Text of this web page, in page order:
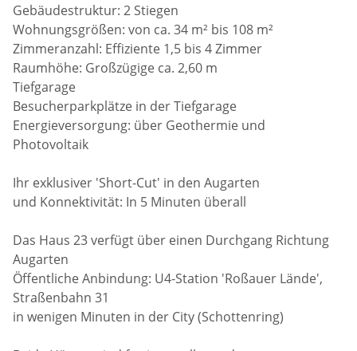
Gebäudestruktur: 2 Stiegen
Wohnungsgrößen: von ca. 34 m² bis 108 m²
Zimmeranzahl: Effiziente 1,5 bis 4 Zimmer
Raumhöhe: Großzügige ca. 2,60 m
Tiefgarage
Besucherparkplätze in der Tiefgarage
Energieversorgung: über Geothermie und
Photovoltaik
Ihr exklusiver 'Short-Cut' in den Augarten
und Konnektivität: In 5 Minuten überall
Das Haus 23 verfügt über einen Durchgang Richtung
Augarten
Öffentliche Anbindung: U4-Station 'Roßauer Lände',
Straßenbahn 31
in wenigen Minuten in der City (Schottenring)